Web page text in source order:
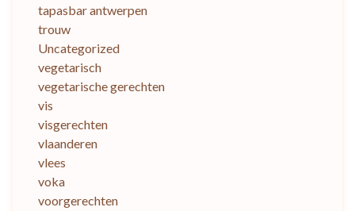
tapasbar antwerpen
trouw
Uncategorized
vegetarisch
vegetarische gerechten
vis
visgerechten
vlaanderen
vlees
voka
voorgerechten